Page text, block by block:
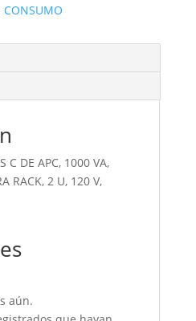
CONSUMO
C DE APC, 1000 VA,
RACK, 2 U, 120 V,
aún.